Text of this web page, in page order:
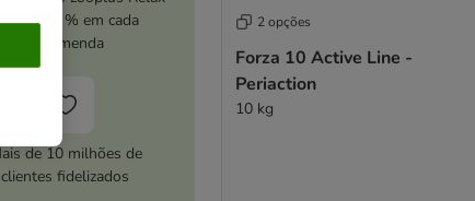
poupe 5 % em cada
encomenda
de 10 milhões de
clientes fidelizados
2 opções
Forza 10 Active Line -
Periaction
10 kg